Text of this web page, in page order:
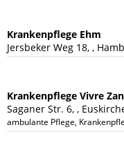
Krankenpflege Ehm
Jersbeker Weg 18, ,
Krankenpflege Vivre
Saganer Str. 6, ,
ambulante Pflege,